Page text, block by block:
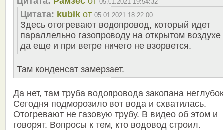
05.01.2021 19:54:32
Цитата: kubik от 05.01.2021 18:22:00
Здесь отогревают водопровод, который идет
параллельно газопроводу на открытом воздухе
да еще и при ветре ничего не взорвется.
Там конденсат замерзает.
Да нет, там труба водопровода закопана
Сегодня подморозило вот вода и схватилась.
Отогревают не газовую трубу. В видео об этом и
говорят. Вопросы к тем, кто водовод строил.